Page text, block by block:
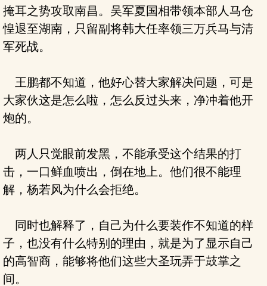
掩耳之势攻取南昌。吴军夏国相带领本部人马仓
惶退至湖南，只留副将韩大任率领三万兵马与清
军死战。
王鹏都不知道，他好心替大家解决问题，可是
大家伙这是怎么啦，怎么反过头来，净冲着他开
炮的。
两人只觉眼前发黑，不能承受这个结果的打
击，一口鲜血喷出，倒在地上。他们很不能理
解，杨若风为什么会拒绝。
同时也解释了，自己为什么要装作不知道的样
子，也没有什么特别的理由，就是为了显示自己
的高智商，能够将他们这些大圣玩弄于鼓掌之
间。